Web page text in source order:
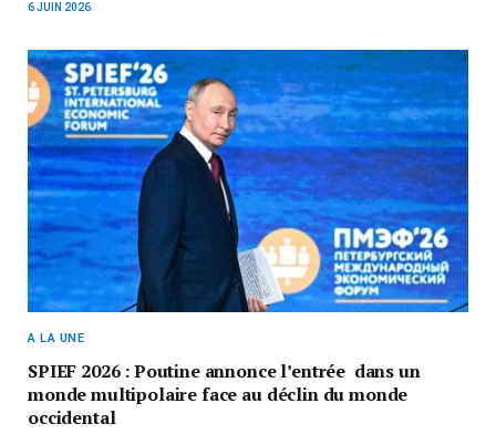
6 JUIN 2026
A LA UNE
SPIEF 2026 : Poutine annonce l’entrée dans un
monde multipolaire face au déclin du monde
occidental